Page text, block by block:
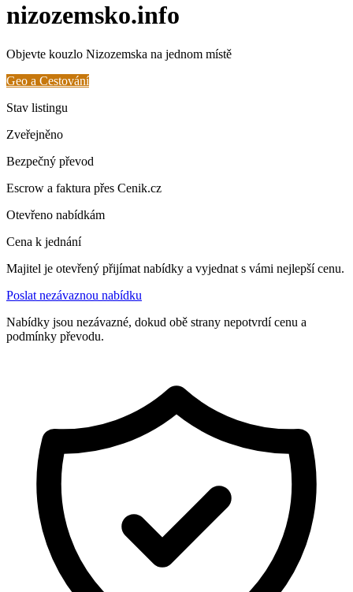
nizozemsko.info
Objevte kouzlo Nizozemska na jednom místě
Geo a Cestování
Stav listingu
Zveřejněno
Bezpečný převod
Escrow a faktura přes Cenik.cz
Otevřeno nabídkám
Cena k jednání
Majitel je otevřený přijímat nabídky a vyjednat s vámi nejlepší cenu.
Poslat nezávaznou nabídku
Nabídky jsou nezávazné, dokud obě strany nepotvrdí cenu a
podmínky převodu.